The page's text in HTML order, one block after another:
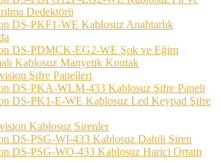
Dedektörü
DS-PKF1-WE Kablosuz Anahtarlık
DS-PDMCK-EG2-WE Şok ve Eğim
Kablosuz Manyetik Kontak
Şifre Panelleri
DS-PKA-WLM-433 Kablosuz Şifre Paneli
DS-PK1-E-WE Kablosuz Led Keypad Şifre
Kablosuz Sirenler
DS-PSG-WI-433 Kablosuz Dahili Siren
DS-PSG-WO-433 Kablosuz Harici Ortam